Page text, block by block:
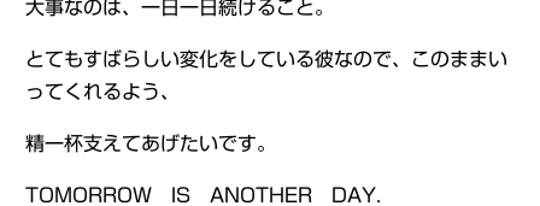
大事なのは、一日一日続けること。
とてもすばらしい変化をしている彼なので、このままい
ってくれるよう、
精一杯支えてあげたいです。
TOMORROW IS ANOTHER DAY.